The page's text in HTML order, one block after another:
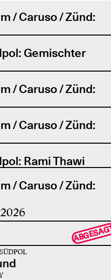
/ Caruso / Zünd:
Gemischter
/ Caruso / Zünd:
/ Caruso / Zünd:
Rami Thawi
/ Caruso / Zünd: